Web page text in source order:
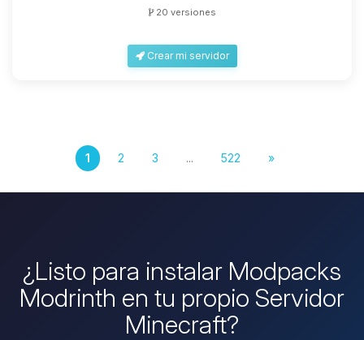
20 versiones
Crear mi servidor
1 2 3 ... 522 »
¿Listo para instalar Modpacks
Modrinth en tu propio Servidor
Minecraft?